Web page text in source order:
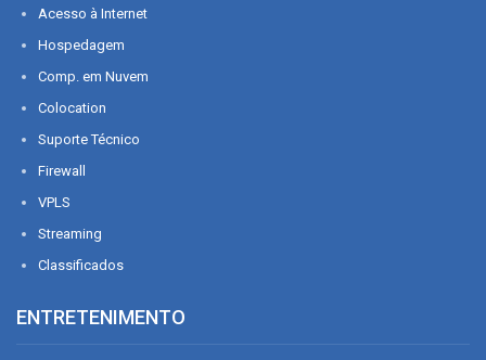
Acesso à Internet
Hospedagem
Comp. em Nuvem
Colocation
Suporte Técnico
Firewall
VPLS
Streaming
Classificados
ENTRETENIMENTO